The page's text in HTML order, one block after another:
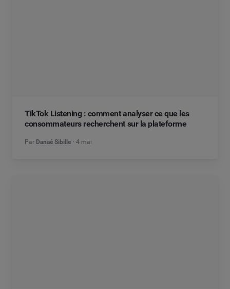
TikTok Listening : comment analyser ce que les
consommateurs recherchent sur la plateforme
Par Danaé Sibille 4 mai